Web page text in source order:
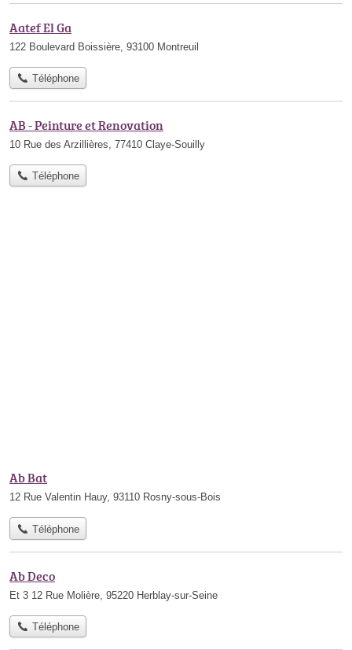
Aatef El Ga
122 Boulevard Boissière, 93100 Montreuil
Téléphone
AB - Peinture et Renovation
10 Rue des Arzillières, 77410 Claye-Souilly
Téléphone
Ab Bat
12 Rue Valentin Hauy, 93110 Rosny-sous-Bois
Téléphone
Ab Deco
Et 3 12 Rue Molière, 95220 Herblay-sur-Seine
Téléphone